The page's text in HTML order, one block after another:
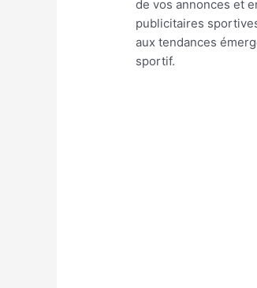
de vos annonces et
publicitaires
aux tendances
sportif.